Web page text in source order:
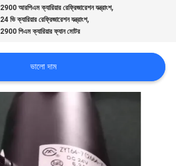
2900 আরপিএম ক্যারিয়ার রেফ্রিজারেশন যন্ত্রাংশ,
24 ভি ক্যারিয়ার রেফ্রিজারেশন যন্ত্রাংশ,
2900 পিএম ক্যারিয়ার ফ্যান মোটর
ভালো দাম